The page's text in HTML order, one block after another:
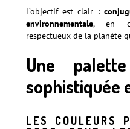
L’objectif est clair :
environnementale, en
respectueux de la planète
Une
sophistiquée
LES COULEURS